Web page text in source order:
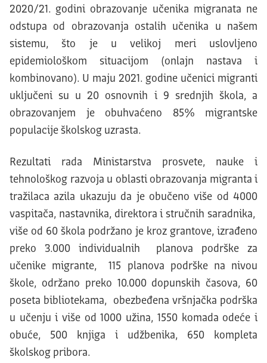
2020/21. godini obrazovanje učenika migranata ne
odstupa od obrazovanja ostalih učenika u našem
sistemu, što je u velikoj meri uslovljeno
epidemiološkom situacijom (onlajn nastava i
kombinovano). U maju 2021. godine učenici migranti
uključeni su u 20 osnovnih i 9 srednjih škola, a
obrazovanjem je obuhvaćeno 85% migrantske
populacije školskog uzrasta.
Rezultati rada Ministarstva prosvete, nauke i
tehnološkog razvoja u oblasti obrazovanja migranta i
tražilaca azila ukazuju da je obučeno više od 4000
vaspitača, nastavnika, direktora i stručnih saradnika,
više od 60 škola podržano je kroz grantove, izrađeno
preko 3.000 individualnih planova podrške za
učenike migrante, 115 planova podrške na nivou
škole, održano preko 10.000 dopunskih časova, 60
poseta bibliotekama, obezbeđena vršnjačka podrška
u učenju i više od 1000 užina, 1550 komada odeće i
obuće, 500 knjiga i udžbenika, 650 kompleta
školskog pribora.